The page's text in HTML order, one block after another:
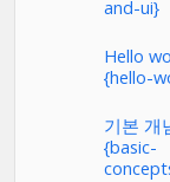
and-ui}
Hello
{hello-
기본 개
{basic-